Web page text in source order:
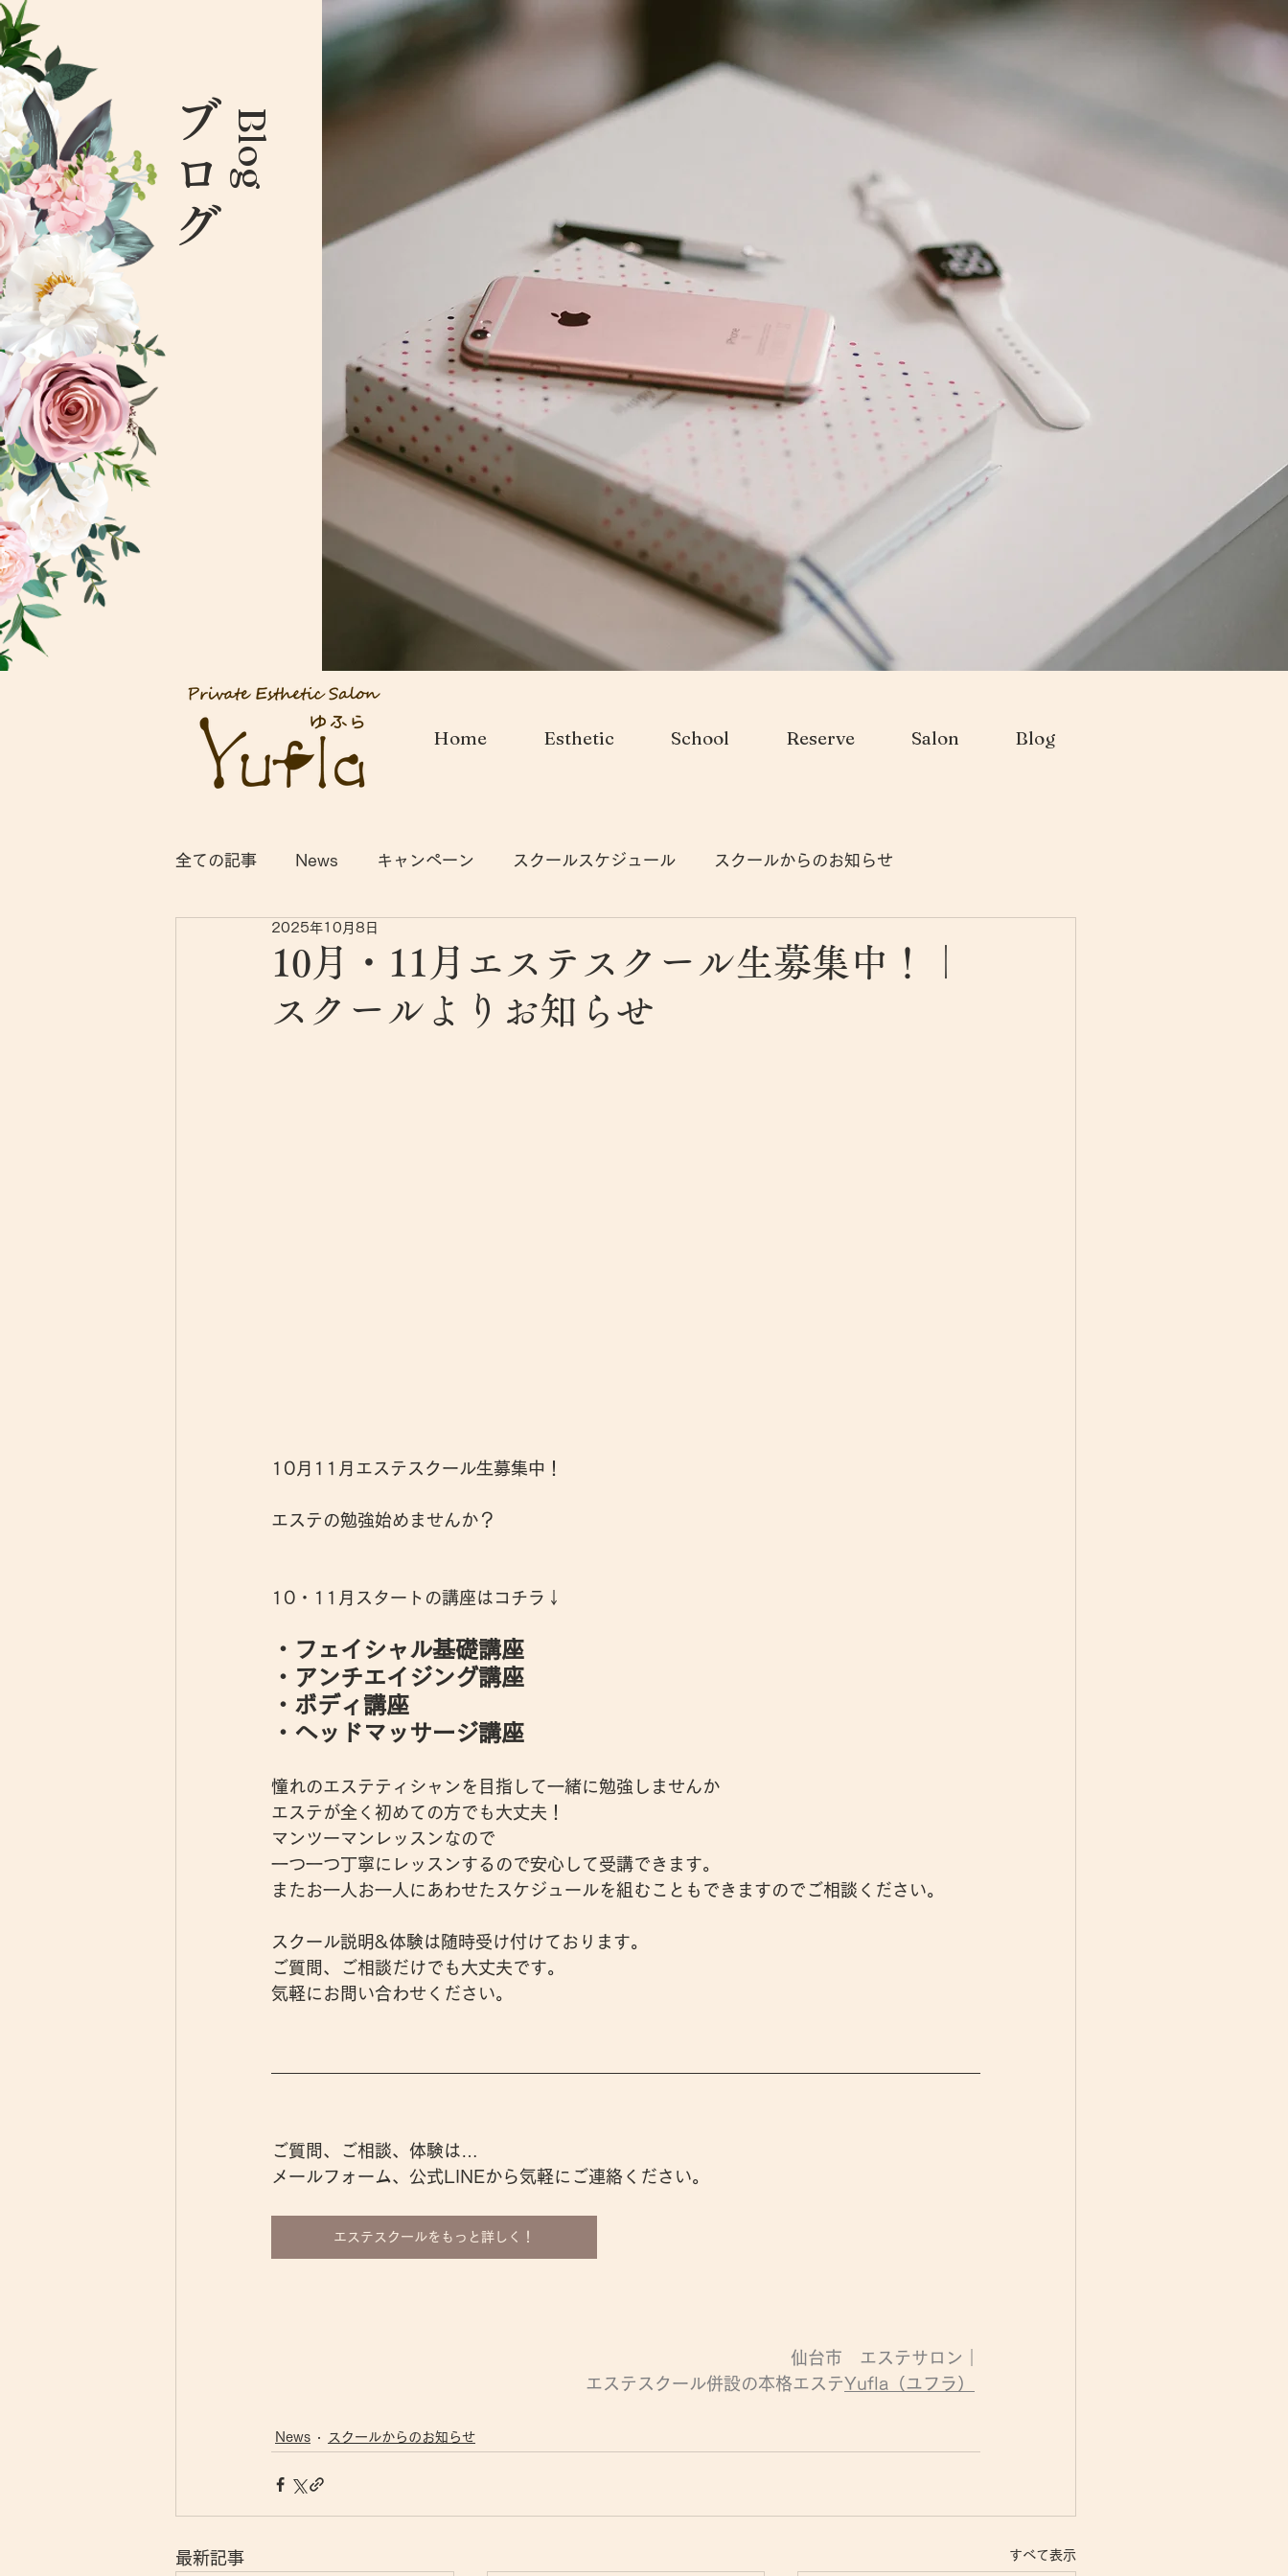
ブログBlog
Home Esthetic School Reserve Salon Blog
全ての記事 News キャンペーン スクールスケジュール スクールからのお知らせ
10月・11月エステスクール生募集中！｜
スクールよりお知らせ
2025年10月8日
10月11月エステスクール生募集中！
エステの勉強始めませんか？
10・11月スタートの講座はコチラ↓
・フェイシャル基礎講座
・アンチエイジング講座
・ボディ講座
・ヘッドマッサージ講座
憧れのエステティシャンを目指して一緒に勉強しませんか
エステが全く初めての方でも大丈夫！
マンツーマンレッスンなので
一つ一つ丁寧にレッスンするので安心して受講できます。
またお一人お一人にあわせたスケジュールを組むこともできますのでご相談ください。
スクール説明&体験は随時受け付けております。
ご質問、ご相談だけでも大丈夫です。
気軽にお問い合わせください。
ご質問、ご相談、体験は…
メールフォーム、公式LINEから気軽にご連絡ください。
エステスクールをもっと詳しく！
仙台市　エステサロン｜
エステスクール併設の本格エステYufla（ユフラ）
News スクールからのお知らせ
最新記事 すべて表示